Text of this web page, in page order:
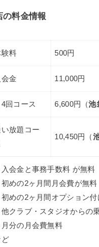
料金情報
料 500円
会金 11,000円
4回コース 6,600円（池
放題コー
10,450円（
入会金と事務手数料 が無料
初めの2ヶ月間月会費が無料
初めの2ヶ月間オプション付
他クラブ・スタジオからの
月分の月会費無料
ど